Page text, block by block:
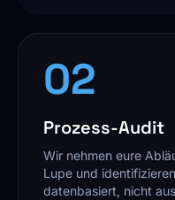
02
Prozess-Audit
Wir nehmen eure
Lupe und
datenbasiert, nicht